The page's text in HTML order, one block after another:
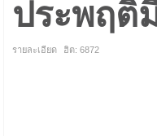
ประพฤติ
รายละเอียด ฮิต: 6872